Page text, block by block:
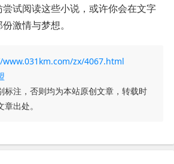
试阅读这些小说，或许你会在文字
激情与梦想。
zx/4067.html
标注，否则均为本站原创文章，转载时
出处。